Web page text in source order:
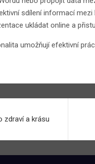
sdílení informací
ukládat online a
umožňují efektivní
zdraví a krásu